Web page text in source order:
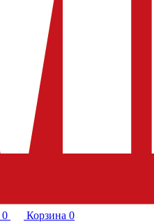
0 Корзина 0